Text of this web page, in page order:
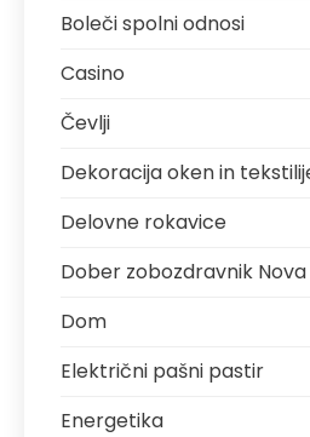
Boleči spolni odnosi
Casino
Čevlji
Dekoracija oken in
Delovne rokavice
Dober zobozdravnik
Dom
Električni pašni pastir
Energetika